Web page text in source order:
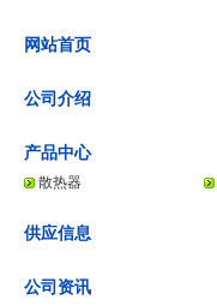
网站首页
公司介绍
产品中心
散热器
供应信息
公司资讯